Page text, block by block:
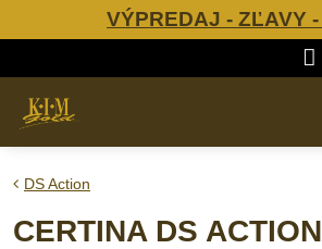
VÝPREDAJ - ZĽAVY
DS Action
CERTINA DS